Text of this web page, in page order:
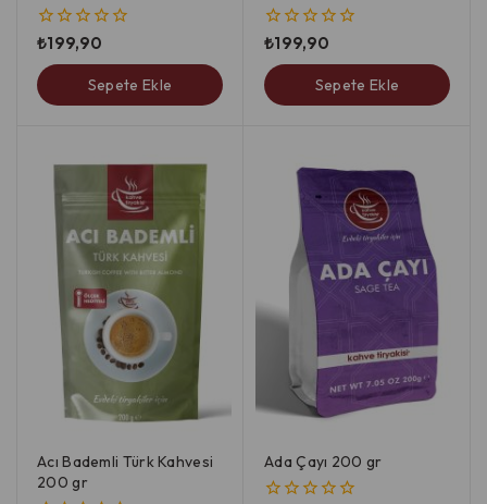
0
üzerinden
₺199,90
Sepete Ekle
0
üzerinden
₺199,90
Sepete Ekle
Acı Bademli Türk Kahvesi
200 gr
Ada Çayı 200 gr